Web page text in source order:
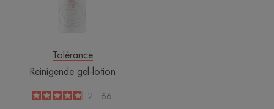
Tolérance
Reinigende gel-lotion
4.8
/
5
2.166